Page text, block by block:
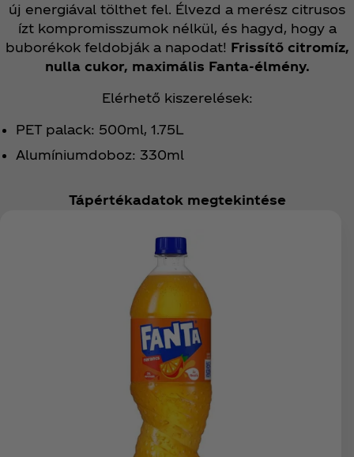
új energiával tölthet fel. Élvezd a merész citrusos
ízt kompromisszumok nélkül, és hagyd, hogy a
buborékok feldobják a napodat! Frissítő citromíz,
nulla cukor, maximális Fanta-élmény.
Elérhető kiszerelések:
PET palack: 500ml, 1.75L
Alumíniumdoboz: 330ml
Tápértékadatok megtekintése